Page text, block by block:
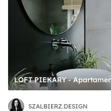
SZALBIERZ.DESIGN